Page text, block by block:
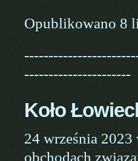
Opublikowano 8
----------------------
Koło
24 września
obchodach